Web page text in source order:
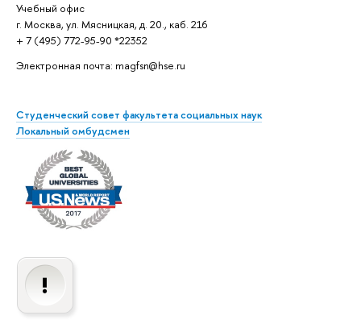
Учебный офис
г. Москва, ул. Мясницкая, д. 20., каб. 216
+ 7 (495) 772-95-90 *22352
Электронная почта: magfsn@hse.ru
Студенческий совет факультета социальных наук
Локальный омбудсмен